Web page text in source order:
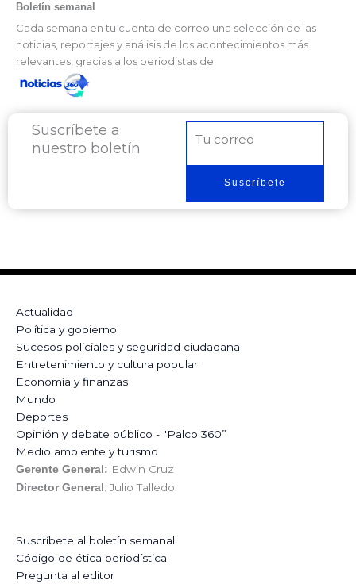
Boletín semanal
Cada semana en tu cuenta de correo una selección de las
noticias, reportajes y análisis de los acontecimientos más
relevantes, gracias a los periodistas de
Suscríbete a
nuestro boletín
electrónico
Suscríbete
Actualidad
Política y gobierno
Sucesos policiales y seguridad ciudadana
Entretenimiento y cultura popular
Economía y finanzas
Mundo
Deportes
Opinión y debate público - "Palco 360”
Medio ambiente y turismo
Gerente General: Edwin Cruz
Director General : Julio Talledo
Suscríbete al boletín semanal
Código de ética periodística
Pregunta al editor